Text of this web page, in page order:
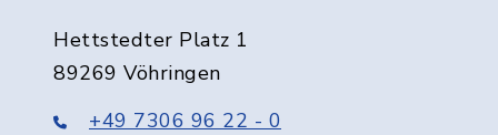
Hettstedter Platz 1
89269 Vöhringen
+49 7306 96 22 - 0